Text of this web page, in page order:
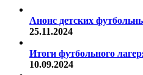
Анонс детских
25.11.2024
Итоги футбольного
10.09.2024